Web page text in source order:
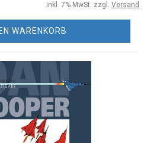
inkl. 7% MwSt. zzgl. Versand
WARENKORB